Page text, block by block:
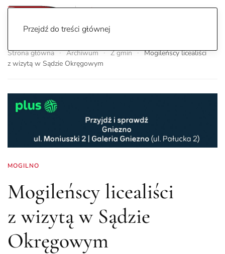
Przejdź do treści głównej
Strona główna Archiwum Z gmin
Mogileńscy licealiści
z wizytą w Sądzie Okręgowym
MOGILNO
Mogileńscy licealiści
z wizytą w Sądzie
Okręgowym